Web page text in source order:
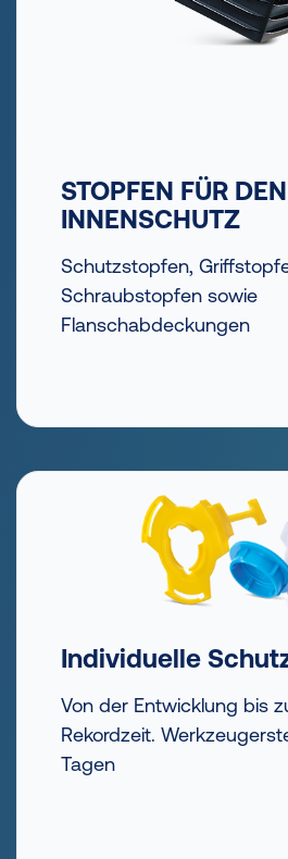
STOPFEN FÜR DEN
INNENSCHUTZ
Schutzstopfen,
Schraubstopfen sowie
Flanschabdeckungen
Individuelle
Von der Entwicklung bis
Rekordzeit.
Tagen